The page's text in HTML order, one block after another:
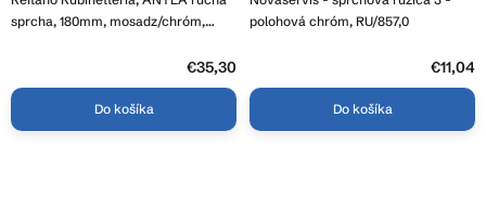
sprcha, 180mm, mosadz/chróm,
€35,30
Do košíka
polohová chróm, RU/857,0
€11,04
Do košíka